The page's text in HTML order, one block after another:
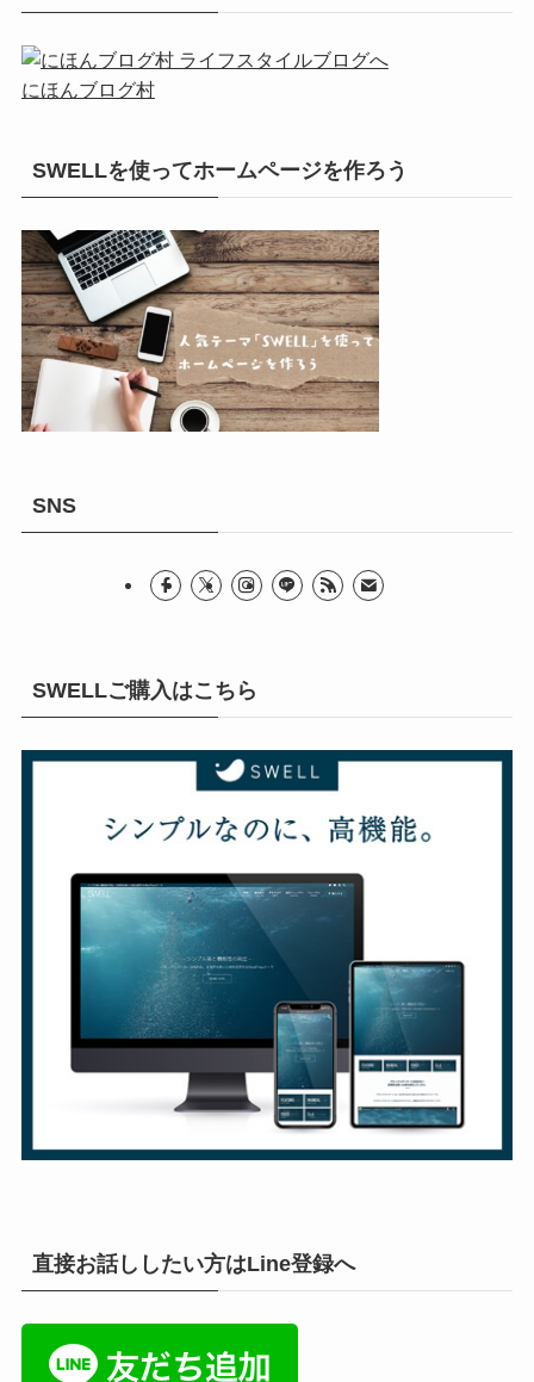
にほんブログ村
SWELLを使ってホームページを作ろう
SNS
SWELLご購入はこちら
直接お話ししたい方はLine登録へ